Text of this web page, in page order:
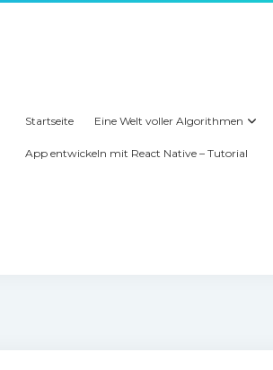
Startseite Eine Welt voller Algorithmen
App entwickeln mit React Native – Tutorial